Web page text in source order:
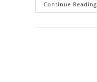
Continue Reading